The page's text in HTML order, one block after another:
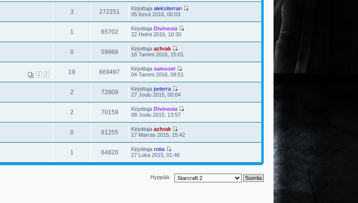
3 272251 Kirjoittaja aleksiterran
05 Kesä 2016, 00:03
1 65702 Kirjoittaja Divinesia
22 Helmi 2016, 10:30
0 59968 Kirjoittaja azhrak
18 Tammi 2016, 15:01
1 2 19 669497 Kirjoittaja samosel
04 Tammi 2016, 08:51
2 72809 Kirjoittaja peterra
27 Joulu 2015, 00:04
2 70159 Kirjoittaja Divinesia
08 Joulu 2015, 13:57
0 61255 Kirjoittaja azhrak
17 Marras 2015, 15:42
1 64820 Kirjoittaja rotta
27 Loka 2015, 01:46
Hyppää: